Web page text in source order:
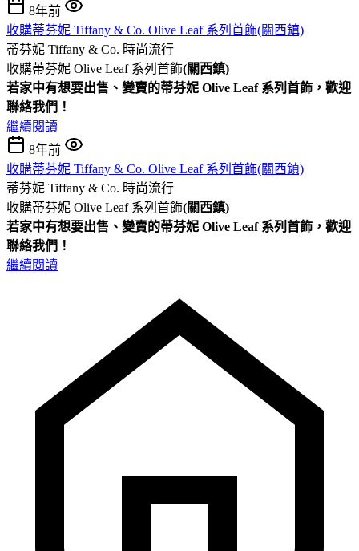
8年前
收購蒂芬妮 Tiffany & Co. Olive Leaf 系列首飾(關西鎮)
蒂芬妮 Tiffany & Co. 時尚流行
收購蒂芬妮 Olive Leaf 系列首飾(關西鎮)
若家中有想要出售、變賣的蒂芬妮 Olive Leaf 系列首飾，歡迎
聯絡我們！
繼續閱讀
8年前
收購蒂芬妮 Tiffany & Co. Olive Leaf 系列首飾(關西鎮)
蒂芬妮 Tiffany & Co. 時尚流行
收購蒂芬妮 Olive Leaf 系列首飾(關西鎮)
若家中有想要出售、變賣的蒂芬妮 Olive Leaf 系列首飾，歡迎
聯絡我們！
繼續閱讀